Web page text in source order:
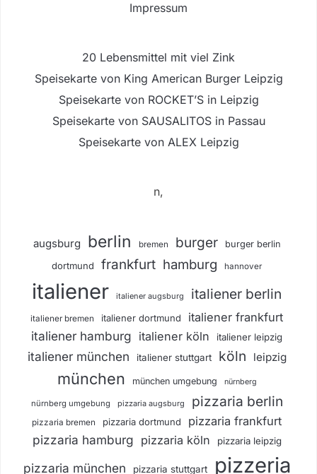
Impressum
20 Lebensmittel mit viel Zink
Speisekarte von King American Burger Leipzig
Speisekarte von ROCKET’S in Leipzig
Speisekarte von SAUSALITOS in Passau
Speisekarte von ALEX Leipzig
n,
augsburg berlin bremen burger burger berlin
dortmund frankfurt hamburg hannover
italiener italiener augsburg italiener berlin
italiener bremen italiener dortmund italiener frankfurt
italiener hamburg italiener köln italiener leipzig
italiener münchen italiener stuttgart köln leipzig
münchen münchen umgebung nürnberg
nürnberg umgebung pizzaria augsburg pizzaria berlin
pizzaria bremen pizzaria dortmund pizzaria frankfurt
pizzaria hamburg pizzaria köln pizzaria leipzig
pizzaria münchen pizzaria stuttgart pizzeria